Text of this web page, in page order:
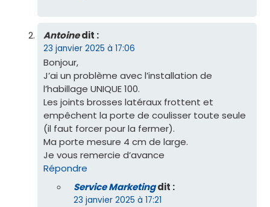
Antoinedit :
23 janvier 2025 à 17:06
Bonjour,
J’ai un problème avec l’installation de
l’habillage UNIQUE 100.
Les joints brosses latéraux frottent et
empêchent la porte de coulisser toute seule
(il faut forcer pour la fermer).
Ma porte mesure 4 cm de large.
Je vous remercie d’avance
Répondre
Service Marketingdit :
23 janvier 2025 à 17:21